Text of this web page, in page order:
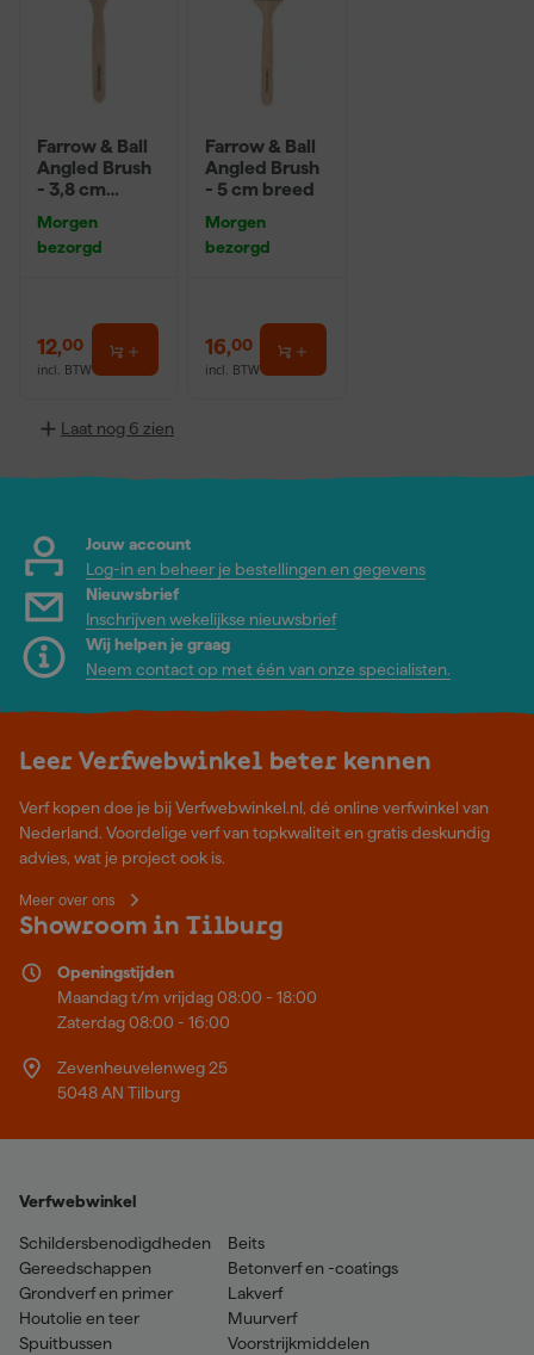
Farrow & Ball
Angled Brush
- 3,8 cm
Morgen
bezorgd
12,00
incl. BTW
Farrow & Ball
Angled Brush
- 5 cm breed
Morgen
bezorgd
16,00
incl. BTW
Laat nog 6 zien
Jouw account
Log-in en beheer je bestellingen en gegevens
Nieuwsbrief
Inschrijven wekelijkse nieuwsbrief
Wij helpen je graag
Neem contact op met één van onze specialisten.
Leer Verfwebwinkel beter kennen
Verf kopen doe je bij Verfwebwinkel.nl, dé online verfwinkel van
Nederland. Voordelige verf van topkwaliteit en gratis deskundig
advies, wat je project ook is.
Meer over ons
Showroom in Tilburg
Openingstijden
Maandag t/m vrijdag 08:00 - 18:00
Zaterdag 08:00 - 16:00
Zevenheuvelenweg 25
5048 AN Tilburg
Verfwebwinkel
Schildersbenodigdheden
Gereedschappen
Grondverf en primer
Houtolie en teer
Spuitbussen
Beits
Betonverf en -coatings
Lakverf
Muurverf
Voorstrijkmiddelen